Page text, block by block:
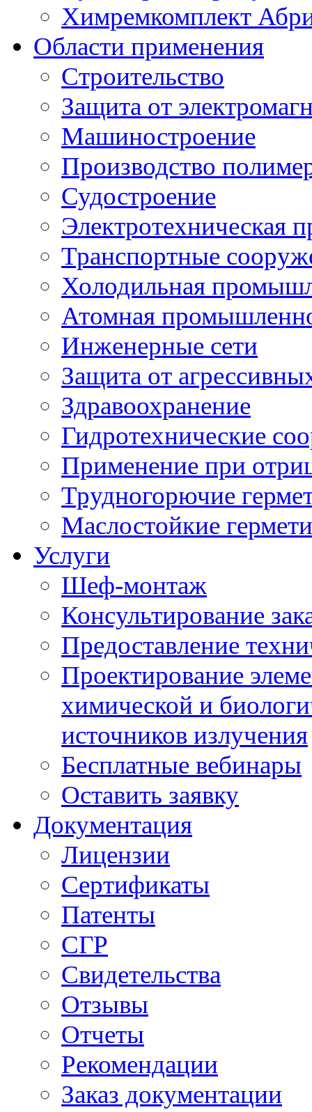
Химремкомплект
Области применения
Строительство
Защита от
Машиностроение
Производство
Судостроение
Электротехническая
Транспортные
Холодильная
Атомная
Инженерные сети
Защита от
Здравоохранение
Гидротехнические
Применение при
Трудногорючие
Маслостойкие
Услуги
Шеф-монтаж
Консультирование
Предоставление
Проектирование
химической и
источников излучения
Бесплатные вебинары
Оставить заявку
Документация
Лицензии
Сертификаты
Патенты
СГР
Свидетельства
Отзывы
Отчеты
Рекомендации
Заказ документации